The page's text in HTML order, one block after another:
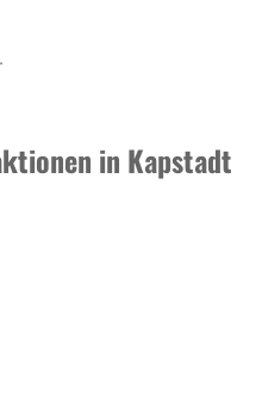
in Kapstadt